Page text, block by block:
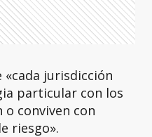
«cada jurisdicción
particular con los
o conviven con
riesgo».